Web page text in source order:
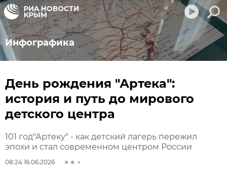
Инфографика
День рождения "Артека":
история и путь до мирового
детского центра
101 год"Артеку" - как детский лагерь пережил
эпохи и стал современном центром России
08:24 16.06.2026